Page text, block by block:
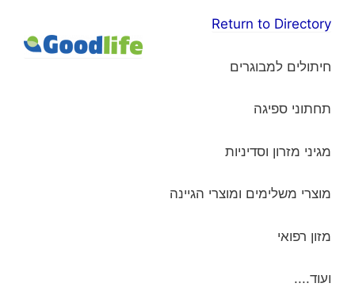
Return to Directory
חיתולים למבוגרים
תחתוני ספיגה
מגיני מזרון וסדיניות
מוצרי משלימים ומוצרי הגיינה
מזון רפואי
ועוד....